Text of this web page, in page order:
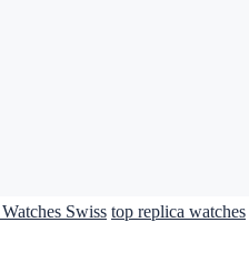
Swiss top replica watches